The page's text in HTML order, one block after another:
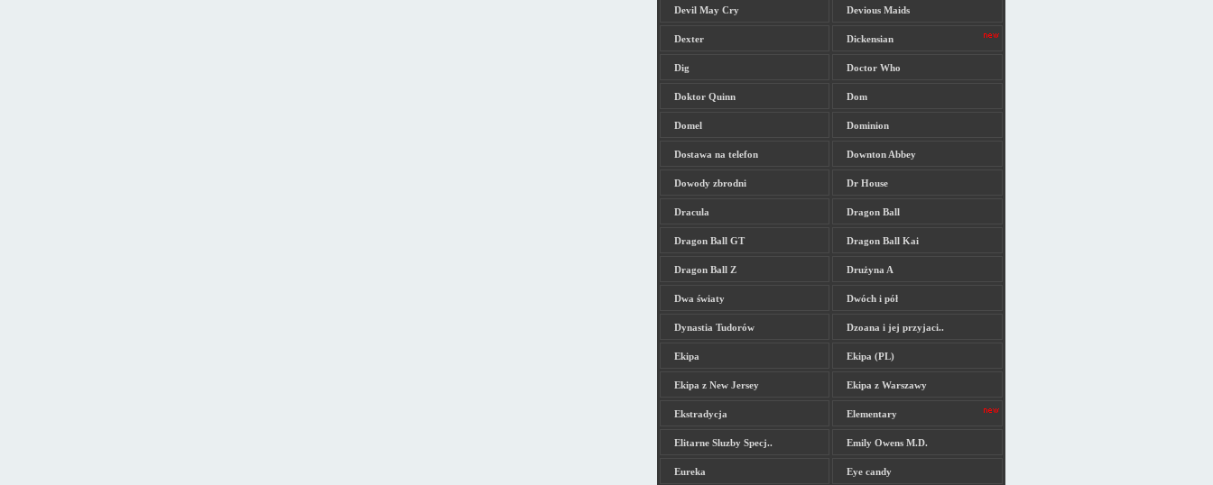
Devil May Cry Devious Maids
Dexter Dickensian
Dig Doctor Who
Doktor Quinn Dom
Domel Dominion
Dostawa na telefon Downton Abbey
Dowody zbrodni Dr House
Dracula Dragon Ball
Dragon Ball GT Dragon Ball Kai
Dragon Ball Z Drużyna A
Dwa światy Dwóch i pół
Dynastia Tudorów Dzoana i jej przyjaci..
Ekipa Ekipa (PL)
Ekipa z New Jersey Ekipa z Warszawy
Ekstradycja Elementary
Elitarne Sluzby Specj.. Emily Owens M.D.
Eureka Eye candy